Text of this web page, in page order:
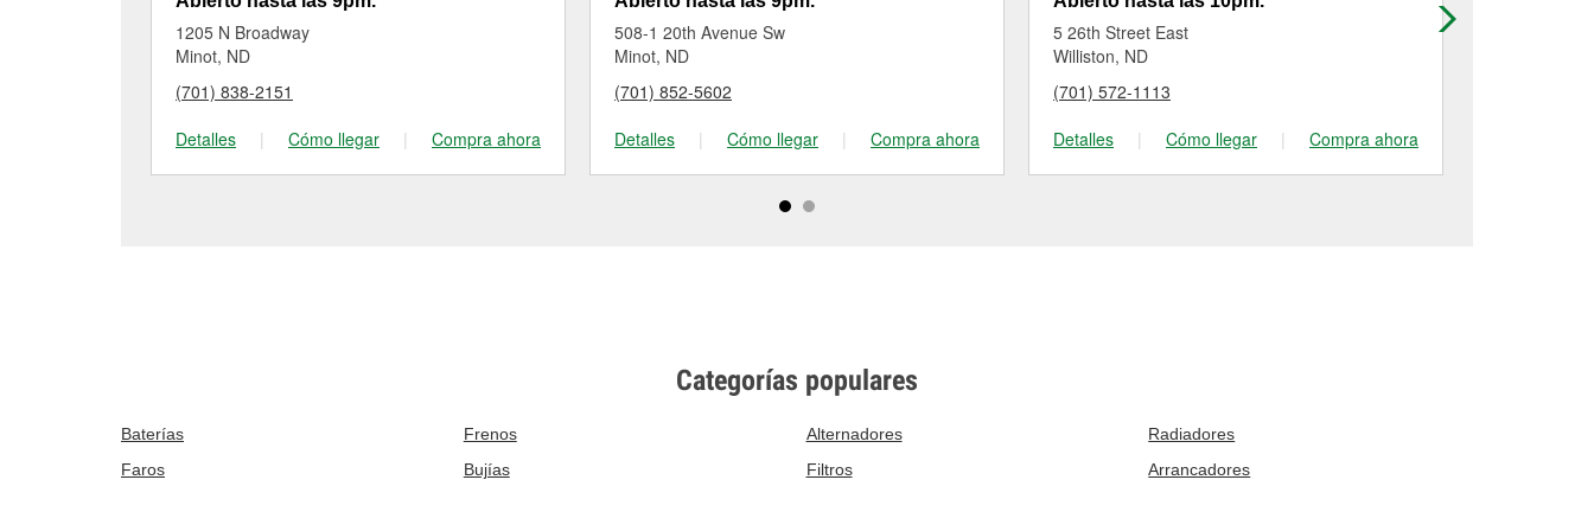
1205 N Broadway
Minot, ND
(701) 838-2151
Detalles
| Cómo llegar | Compra ahora
508-1 20th Avenue Sw
Minot, ND
(701) 852-5602
Detalles
| Cómo llegar | Compra ahora
5 26th Street East
Williston, ND
(701) 572-1113
Detalles
| Cómo llegar | Compra ahora
Categorías populares
Baterías Frenos Alternadores
Radiadores
Faros
Bujías Filtros Arrancadores